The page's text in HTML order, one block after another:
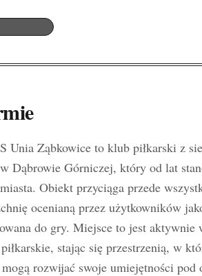
S Unia Ząbkowice to klub piłkarski z
w Dąbrowie Górniczej, który od lat
miasta. Obiekt przyciąga przede
ocenianą przez użytkowników
do gry. Miejsce to jest aktywnie
stając się przestrzenią, w
rozwijać swoje umiejętności pod